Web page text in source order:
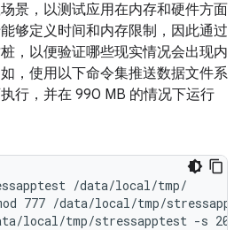
景，以测试应用在内存和硬件方面
够定义时间和内存限制，因此通过
，以便验证哪些现实情况会出现内
，使用以下命令集推送数据文件系
行，并在 990 MB 的情况下运行
/data/local/tmp/
777 /data/local/tmp/
local/tmp/stressapptest -s 20